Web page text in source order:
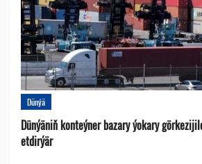
Dünýä
Dünýäniň konteýner bazary ýokary
etdirýär